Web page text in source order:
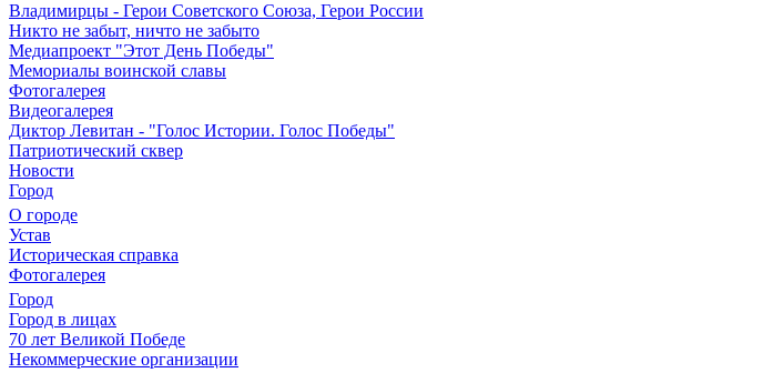
Владимирцы - Герои Советского Союза, Герои России
Никто не забыт, ничто не забыто
Медиапроект "Этот День Победы"
Мемориалы воинской славы
Фотогалерея
Видеогалерея
Диктор Левитан - "Голос Истории. Голос Победы"
Патриотический сквер
Новости
Город
О городе
Устав
Историческая справка
Фотогалерея
Город
Город в лицах
70 лет Великой Победе
Некоммерческие организации